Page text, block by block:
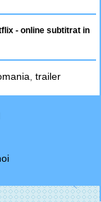
- online subtitrat in
trailer